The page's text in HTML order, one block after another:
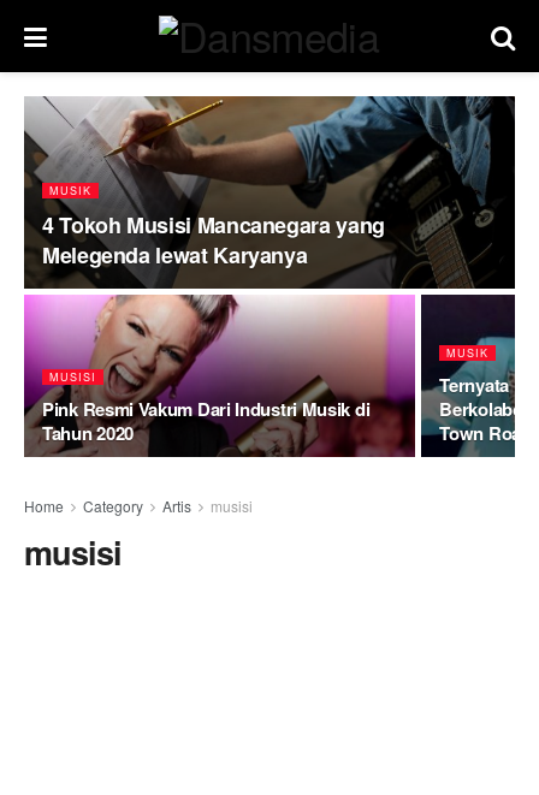
MUSIK
4 Tokoh Musisi Mancanegara yang
Melegenda lewat Karyanya
MUSISI
Pink Resmi Vakum Dari Industri Musik di
Tahun 2020
MUSIK
Ternyata
Town Road
Home Category Artis musisi
musisi